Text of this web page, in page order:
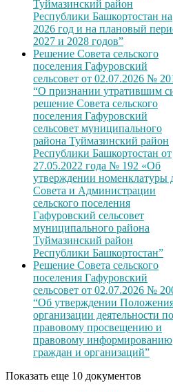
Туймазинский район
Республики Башкортостан на
2026 год и на плановый
2027 и 2028 годов”
Решение Совета сельского
поселения Гафуровский
сельсовет от 02.07.2026 №
“О признании утратившим
решение Совета сельского
поселения Гафуровский
сельсовет муниципального
района Туймазинский район
Республики Башкортостан от
27.05.2022 года № 192 «Об
утверждении номенклатуры
Совета и Администрации
сельского поселения
Гафуровский сельсовет
муниципального района
Туймазинский район
Республики Башкортостан”
Решение Совета сельского
поселения Гафуровский
сельсовет от 02.07.2026 №
“Об утверждении
организации деятельности по
правовому просвещению и
правовому информированию
граждан и организаций”
Показать еще 10 документов